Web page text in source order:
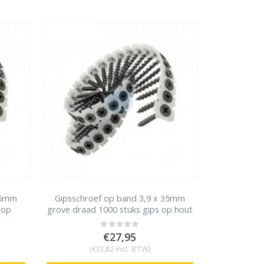
Gipsschroef op band 3,9 x 35mm
grove draad 1000 stuks gips op hout
0out of 5
€27,95
(€33,82incl. BTW)